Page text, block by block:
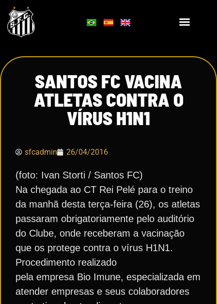
SANTOS FC VACINA
ATLETAS CONTRA O
VÍRUS H1N1
sfcadmin 26/04/2016
(foto: Ivan Storti / Santos FC)
Na chegada ao CT Rei Pelé para o treino
da manhã desta terça-feira (26), os atletas
passaram obrigatoriamente pelo auditório
do Clube, onde receberam a vacinação
que os protege contra o vírus H1N1.
Procedimento realizado
pela empresa Bio Imune, especializada em
atender empresas e seus colaboradores